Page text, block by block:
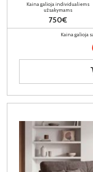
Kaina galioja individualiems
užsakymams
750€
Kaina galioja